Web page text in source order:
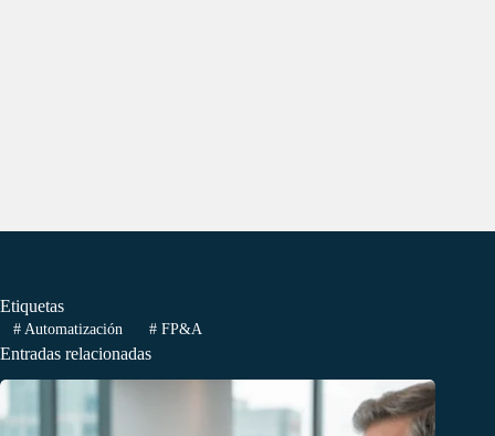
Etiquetas
#Automatización #FP&A
Entradas relacionadas